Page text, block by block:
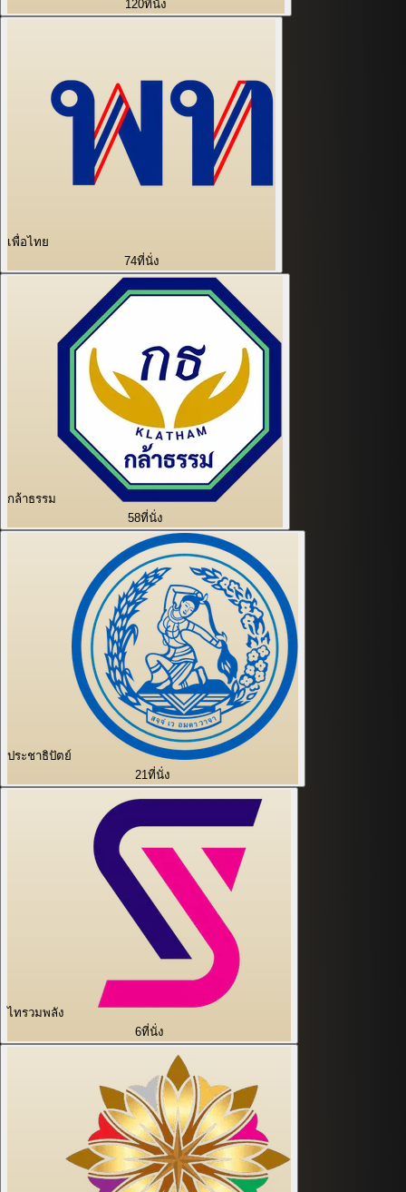
120ที่นั่ง
เพื่อไทย
74ที่นั่ง
กล้าธรรม
58ที่นั่ง
ประชาธิปัตย์
21ที่นั่ง
ไทรวมพลัง
6ที่นั่ง